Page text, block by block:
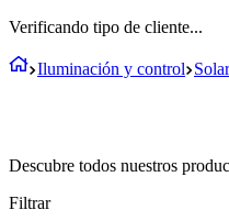
Verificando tipo de cliente...
Iluminación y control Solar
Descubre todos nuestros
Filtrar